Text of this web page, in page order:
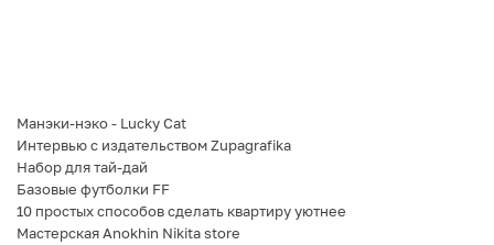
Манэки-нэко - Lucky Cat
Интервью с издательством Zupagrafika
Набор для тай-дай
Базовые футболки FF
10 простых способов сделать квартиру уютнее
Мастерская Anokhin Nikita store